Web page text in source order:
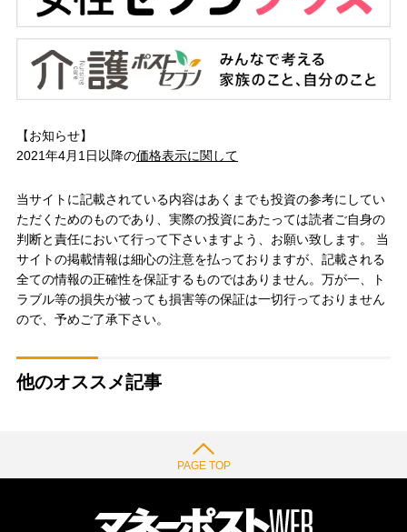
【お知らせ】
2021年4月1日以降の価格表示に関して
当サイトに記載されている内容はあくまでも投資の参考にしてい
ただくためのものであり、実際の投資にあたっては読者ご自身の
判断と責任において行って下さいますよう、お願い致します。 当
サイトの掲載情報は細心の注意を払っておりますが、記載される
全ての情報の正確性を保証するものではありません。万が一、ト
ラブル等の損失が被っても損害等の保証は一切行っておりません
ので、予めご了承下さい。
他のオススメ記事
PAGE TOP